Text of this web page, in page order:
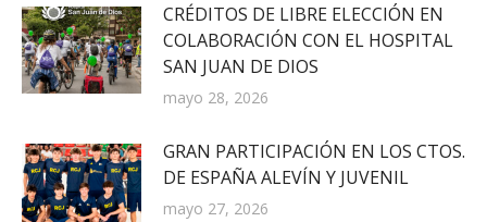
CRÉDITOS DE LIBRE ELECCIÓN EN
COLABORACIÓN CON EL HOSPITAL
SAN JUAN DE DIOS
mayo 28, 2026
GRAN PARTICIPACIÓN EN LOS CTOS.
DE ESPAÑA ALEVÍN Y JUVENIL
mayo 27, 2026